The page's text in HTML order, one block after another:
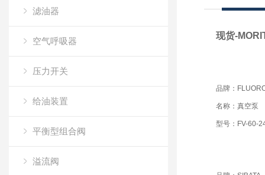
滤油器
空气呼吸器
压力开关
给油装置
平衡型组合阀
溢流阀
现货-
品牌：
名称：真空泵
型号：FV-60-